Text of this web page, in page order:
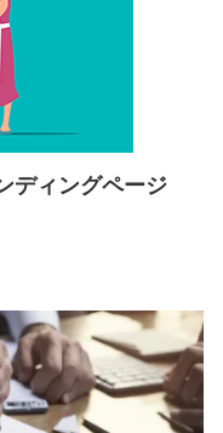
ディングページ